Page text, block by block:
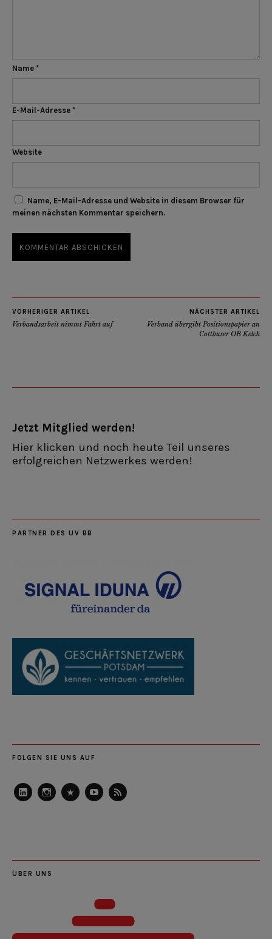
Name *
E-Mail-Adresse *
Website
Name, E-Mail-Adresse und Website in diesem Browser für
meinen nächsten Kommentar speichern.
VORHERIGER ARTIKEL
Verbandsarbeit nimmt Fahrt auf
NÄCHSTER ARTIKEL
Verband übergibt Positionspapier an
Cottbuser OB Kelch
Jetzt Mitglied werden!
Hier klicken und noch heute Teil unseres
erfolgreichen Netzwerkes werden!
PARTNER DES UV BB
FOLGEN SIE UNS AUF
ÜBER UNS